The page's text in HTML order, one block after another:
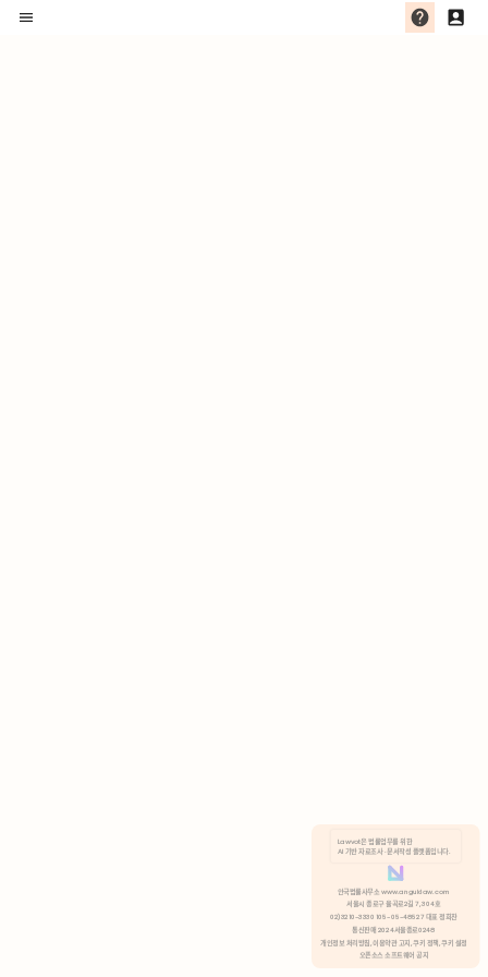
분석 쿠키 허용
Lawvot은 법률업무를 위한
AI 기반 자료조사 · 문서작성 플랫폼입니다.
안국법률사무소 www.anguklaw.com
서울시 종로구 율곡로2길 7, 304호
02)3210-3330 105-05-48527 대표 정희찬
통신판매 2024서울종로0248
개인정보 처리방침, 이용약관 고지, 쿠키 정책, 쿠키 설정
오픈소스 소프트웨어 공지